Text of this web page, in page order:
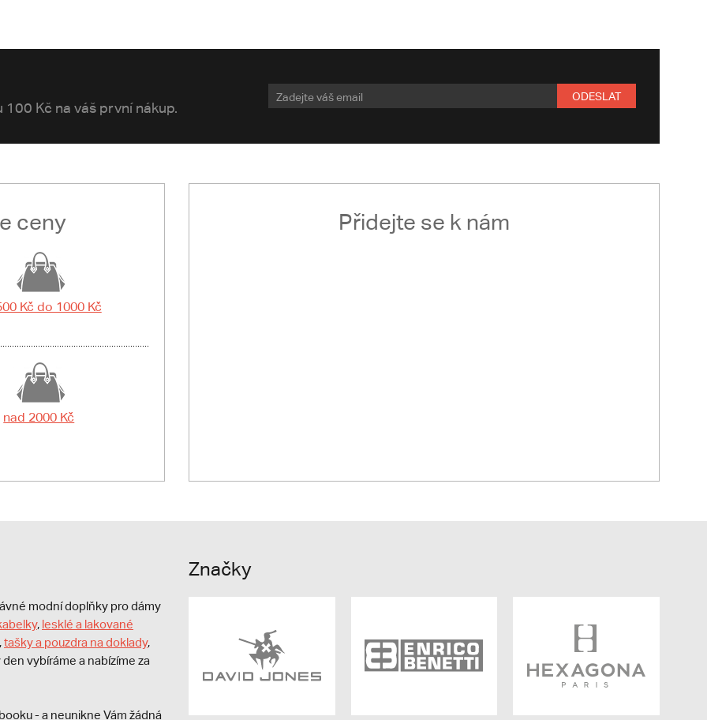
Kč na váš první nákup.
ODESLAT
ceny
Kč do 1000 Kč
nad 2000 Kč
Přidejte se k nám
modní doplňky pro dámy
, lesklé a lakované
,tašky a pouzdra na doklady,
vybíráme a nabízíme za
- a neunikne Vám žádná
Značky